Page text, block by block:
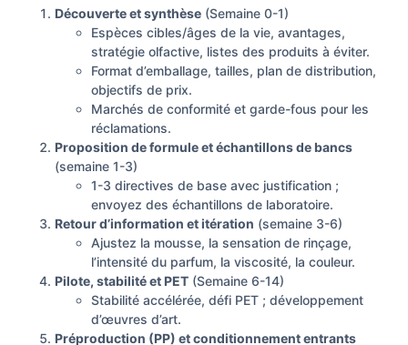
Découverte et synthèse (Semaine 0-1)
Espèces cibles/âges de la vie, avantages,
stratégie olfactive, listes des produits à éviter.
Format d’emballage, tailles, plan de distribution,
objectifs de prix.
Marchés de conformité et garde-fous pour les
réclamations.
Proposition de formule et échantillons de bancs
(semaine 1-3)
1-3 directives de base avec justification ;
envoyez des échantillons de laboratoire.
Retour d’information et itération (semaine 3-6)
Ajustez la mousse, la sensation de rinçage,
l’intensité du parfum, la viscosité, la couleur.
Pilote, stabilité et PET (Semaine 6-14)
Stabilité accélérée, défi PET ; développement
d’œuvres d’art.
Préproduction (PP) et conditionnement entrants